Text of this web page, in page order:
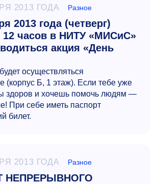
2013 ГОДА Разное
2013 года (четверг)
12 часов в НИТУ «МИСиС»
акция «День
осуществляться
(корпус Б, 1 этаж). Если тебе уже
здоров и хочешь помочь людям —
При себе иметь паспорт
билет.
2013 ГОДА Разное
НЕПРЕРЫВНОГО